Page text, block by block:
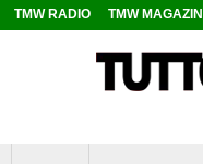
TMW RADIO TMW